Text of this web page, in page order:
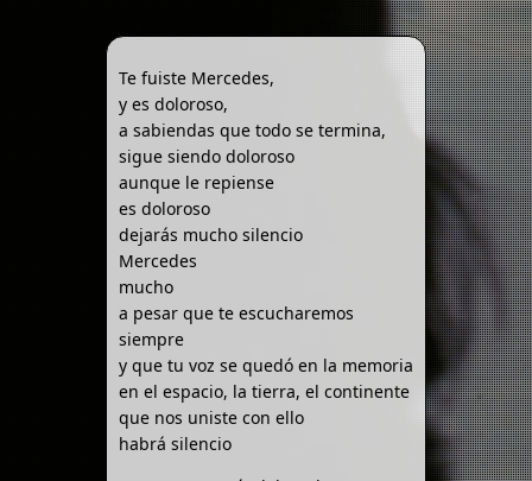
Te fuiste Mercedes,
y es doloroso,
a sabiendas que todo se termina,
sigue siendo doloroso
aunque le repiense
es doloroso
dejarás mucho silencio
Mercedes
mucho
a pesar que te escucharemos
siempre
y que tu voz se quedó en la memoria
en el espacio, la tierra, el continente
que nos uniste con ello
habrá silencio